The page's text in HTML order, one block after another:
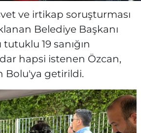
ve irtikap soruşturması
Belediye Başkanı
19 sanığın
hapsi istenen Özcan,
Bolu'ya getirildi.